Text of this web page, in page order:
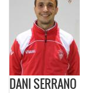
DANI SERRANO